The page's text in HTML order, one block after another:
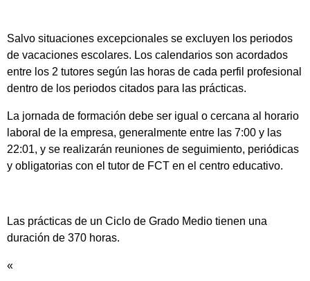
Salvo situaciones excepcionales se excluyen los periodos
de vacaciones escolares. Los calendarios son acordados
entre los 2 tutores según las horas de cada perfil profesional
dentro de los periodos citados para las prácticas.
La jornada de formación debe ser igual o cercana al horario
laboral de la empresa, generalmente entre las 7:00 y las
22:01, y se realizarán reuniones de seguimiento, periódicas
y obligatorias con el tutor de FCT en el centro educativo.
Las prácticas de un Ciclo de Grado Medio tienen una
duración de 370 horas.
«